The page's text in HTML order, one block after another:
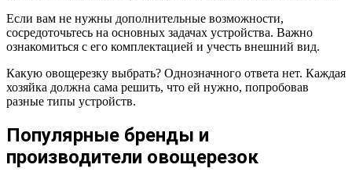
Если вам не нужны дополнительные возможности,
сосредоточьтесь на основных задачах устройства. Важно
ознакомиться с его комплектацией и учесть внешний вид.
Какую овощерезку выбрать? Однозначного ответа нет. Каждая
хозяйка должна сама решить, что ей нужно, попробовав
разные типы устройств.
Популярные бренды и
производители овощерезок